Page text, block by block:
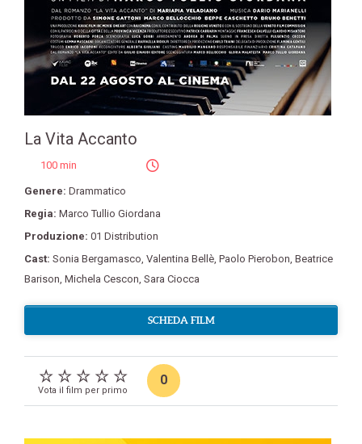
La Vita Accanto
100 min
Genere: Drammatico
Regia: Marco Tullio Giordana
Produzione: 01 Distribution
Cast: Sonia Bergamasco Valentina Bellè Paolo Pierobon Beatrice
Barison Michela Cescon Sara Ciocca
SCHEDA FILM
Vota il film per primo
0